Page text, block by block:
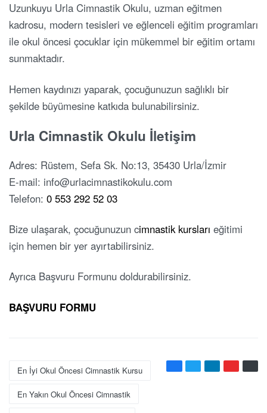
Uzunkuyu Urla Cimnastik Okulu, uzman eğitmen
kadrosu, modern tesisleri ve eğlenceli eğitim programları
ile okul öncesi çocuklar için mükemmel bir eğitim ortamı
sunmaktadır.
Hemen kaydınızı yaparak, çocuğunuzun sağlıklı bir
şekilde büyümesine katkıda bulunabilirsiniz.
Urla Cimnastik Okulu İletişim
Adres: Rüstem, Sefa Sk. No:13, 35430 Urla/İzmir
E-mail: info@urlacimnastikokulu.com
Telefon: 0 553 292 52 03
Bize ulaşarak, çocuğunuzun cimnastik kursları eğitimi
için hemen bir yer ayırtabilirsiniz.
Ayrıca Başvuru Formunu doldurabilirsiniz.
BAŞVURU FORMU
En İyi Okul Öncesi Cimnastik Kursu
En Yakın Okul Öncesi Cimnastik